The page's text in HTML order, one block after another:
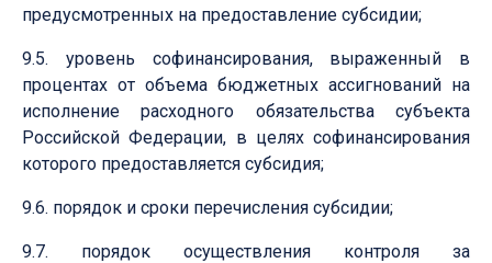
предусмотренных на предоставление субсидии;
9.5. уровень софинансирования, выраженный в
процентах от объема бюджетных ассигнований на
исполнение расходного обязательства субъекта
Российской Федерации, в целях софинансирования
которого предоставляется субсидия;
9.6. порядок и сроки перечисления субсидии;
9.7. порядок осуществления контроля за